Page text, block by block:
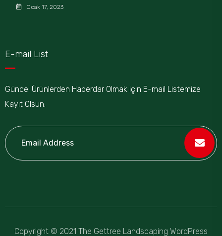
Ocak 17, 2023
E-mail List
Güncel Ürünlerden Haberdar Olmak için E-mail Listemize
Kayıt Olsun.
Copyright © 2021 The Gettree Landscaping WordPress